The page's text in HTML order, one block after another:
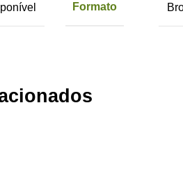
Formato